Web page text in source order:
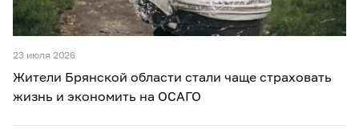
23 июля 2026
Жители Брянской области стали чаще страховать
жизнь и экономить на ОСАГО